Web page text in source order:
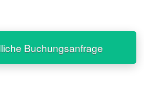
Buchungsanfrage